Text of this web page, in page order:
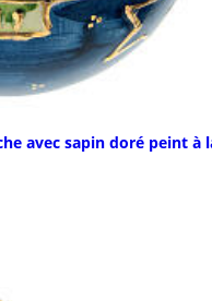
avec sapin doré peint à